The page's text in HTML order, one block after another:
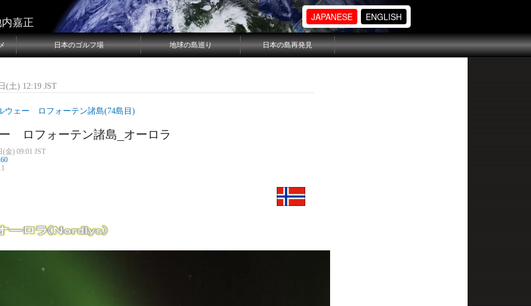
嘉正 JAPANESE ENGLISH
日本のゴルフ場 地球の島巡り 日本の島再発見
(土) 12:19 JST
ウェー ロフォーテン諸島(74島目)
ロフォーテン諸島_オーロラ
(金) 09:01 JST